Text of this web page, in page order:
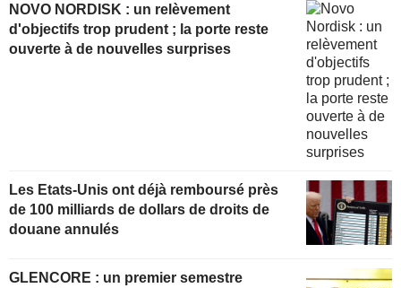
NOVO NORDISK : un relèvement
d'objectifs trop prudent ; la porte reste
ouverte à de nouvelles surprises
Les Etats-Unis ont déjà remboursé près
de 100 milliards de dollars de droits de
douane annulés
GLENCORE : un premier semestre